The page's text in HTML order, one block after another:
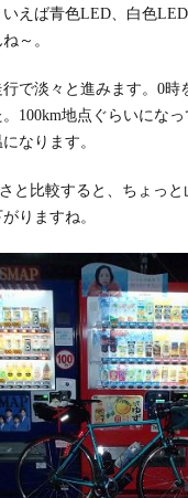
えば青色LED、白色
～。
で淡々と進みます。0時
100km地点ぐらいにな
なります。
と比較すると、ちょっ
りますね。